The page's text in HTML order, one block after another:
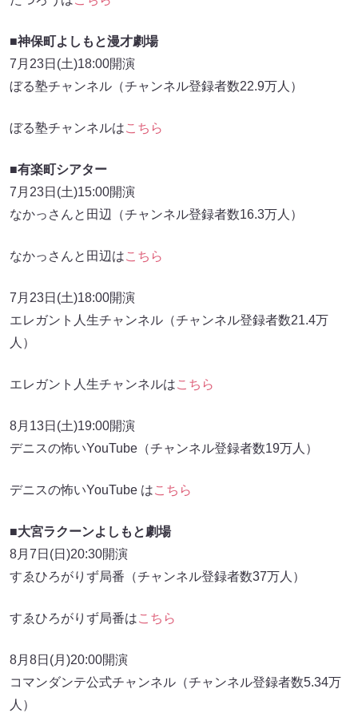
■神保町よしもと漫才劇場
7月23日(土)18:00開演
ぼる塾チャンネル（チャンネル登録者数22.9万人）
ぼる塾チャンネルはこちら
■有楽町シアター
7月23日(土)15:00開演
なかっさんと田辺（チャンネル登録者数16.3万人）
なかっさんと田辺はこちら
7月23日(土)18:00開演
エレガント人生チャンネル（チャンネル登録者数21.4万
人）
エレガント人生チャンネルはこちら
8月13日(土)19:00開演
デニスの怖いYouTube（チャンネル登録者数19万人）
デニスの怖いYouTube はこちら
■大宮ラクーンよしもと劇場
8月7日(日)20:30開演
すゑひろがりず局番（チャンネル登録者数37万人）
すゑひろがりず局番はこちら
8月8日(月)20:00開演
コマンダンテ公式チャンネル（チャンネル登録者数5.34万
人）